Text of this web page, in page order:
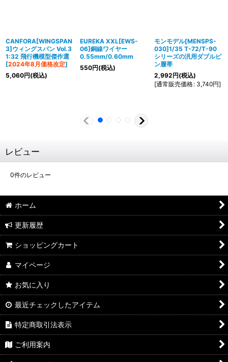
CANFORA[WINGSPAN
3]ウィングスパン Vol.3
1:32 飛行機模型傑作選
[2024年8月価格改定]
5,060円(税込)
EUREKA XXL[EWS-
06]銅線ワイヤー
0.55mm/0.60mm
550円(税込)
モンモデル[MENSPS-
030]1/35 T-72/T-90
シリーズの汎用ダブルピ
ン履帯
2,992円(税込)
[通常販売価格: 3,740円]
レビュー
0件のレビュー
ホーム
更新履歴
ショッピングカート
マイページ
お気に入り
最近チェックしたアイテム
特定商取引法表示
ご利用案内